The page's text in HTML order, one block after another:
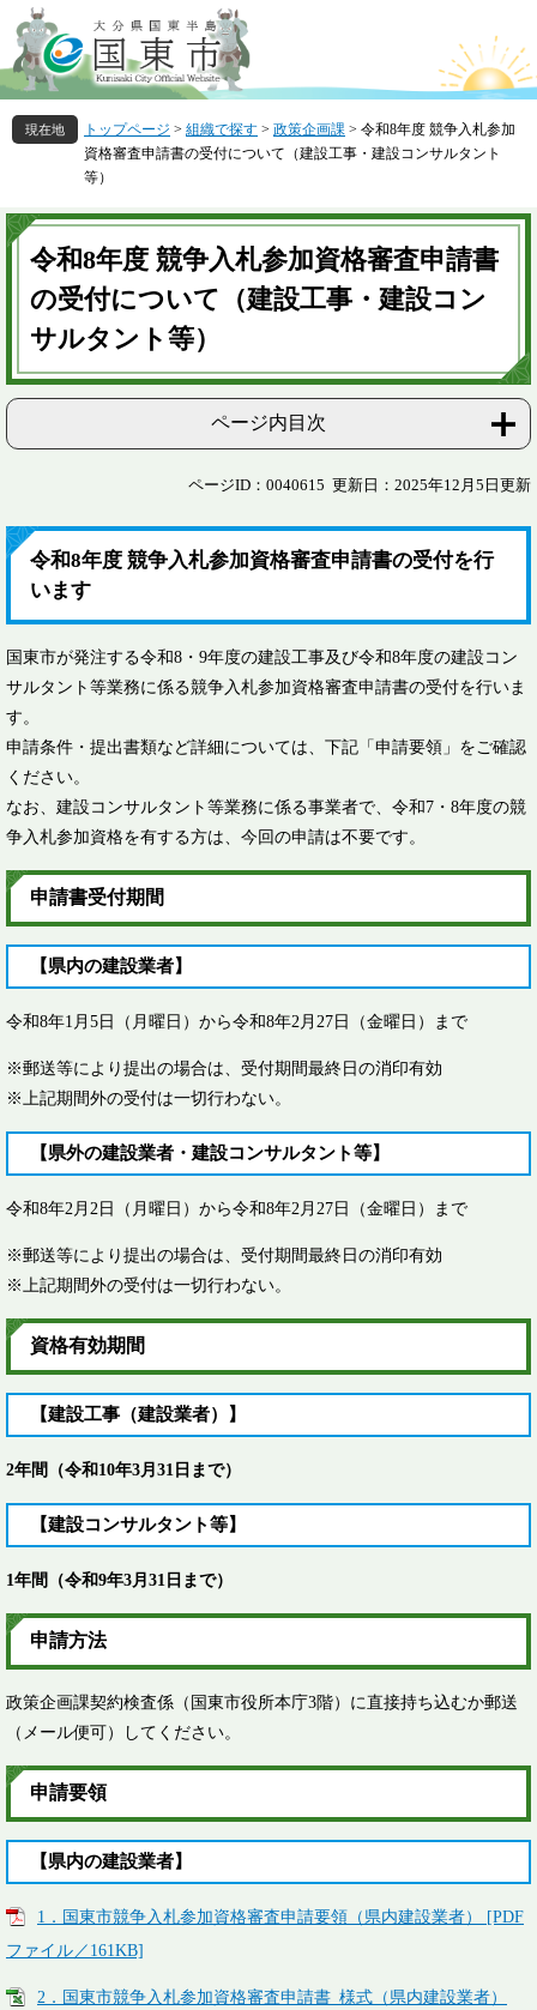
ー
ジ
の
先
頭
。
ニ
ュ
ー
を
飛
て
本
トップページ > 組織で探す > 政策企画課 > 令和8年度 競争入札参加
資格審査申請書の受付について（建設工事・建設コンサルタント
等）
本
文
令和8年度 競争入札参加資格審査申請書
の受付について（建設工事・建設コン
サルタント等）
ページ内目次
ページID：0040615 更新日：2025年12月5日更新
令和8年度 競争入札参加資格審査申請書の受付を行
います
国東市が発注する令和8・9年度の建設工事及び令和8年度の建設コン
サルタント等業務に係る競争入札参加資格審査申請書の受付を行いま
す。
申請条件・提出書類など詳細については、下記「申請要領」をご確認
ください。
なお、建設コンサルタント等業務に係る事業者で、令和7・8年度の競
争入札参加資格を有する方は、今回の申請は不要です。
申請書受付期間
【県内の建設業者】
令和8年1月5日（月曜日）から令和8年2月27日（金曜日）まで​
※郵送等により提出の場合は、受付期間最終日の消印有効
※上記期間外の受付は一切行わない。
【県外の建設業者・建設コンサルタント等】
令和8年2月2日（月曜日）から令和8年2月27日（金曜日）まで​
※郵送等により提出の場合は、受付期間最終日の消印有効
※上記期間外の受付は一切行わない。
資格有効期間
【建設工事（建設業者）】
2年間（令和10年3月31日まで）
【建設コンサルタント等】
1年間（令和9年3月31日まで）
申請方法
政策企画課契約検査係（国東市役所本庁3階）に直接持ち込むか郵送
（メール便可）してください。
申請要領
【県内の建設業者】
1．国東市競争入札参加資格審査申請要領（県内建設業者） [PDF
ファイル／161KB]
2．国東市競争入札参加資格審査申請書_様式（県内建設業者）